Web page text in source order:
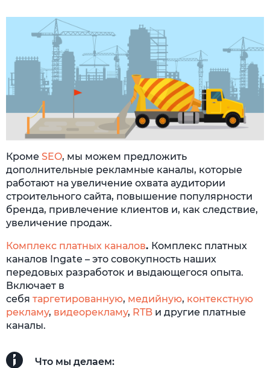
Кроме SEO, мы можем предложить
дополнительные рекламные каналы, которые
работают на увеличение охвата аудитории
строительного сайта, повышение популярности
бренда, привлечение клиентов и, как следствие,
увеличение продаж.
Комплекс платных каналов. Комплекс платных
каналов Ingate – это совокупность наших
передовых разработок и выдающегося опыта.
Включает в
себя таргетированную, медийную, контекстную
рекламу, видеорекламу, RTB и другие платные
каналы.
Что мы делаем: